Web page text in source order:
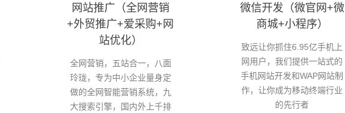
网站推广（全网营销
+外贸推广+爱采购+网
站优化）
全网营销，五站合一，八面
玲珑，专为中小企业量身定
做的全网智能营销系统，九
大搜索引擎，国内外上千排
微信开发（微官网+微
商城+小程序）
致远让你抓住6.95亿手机上
网用户，我们提供一站式的
手机网站开发和WAP网站制
作，让你成为移动终端行业
的先行者